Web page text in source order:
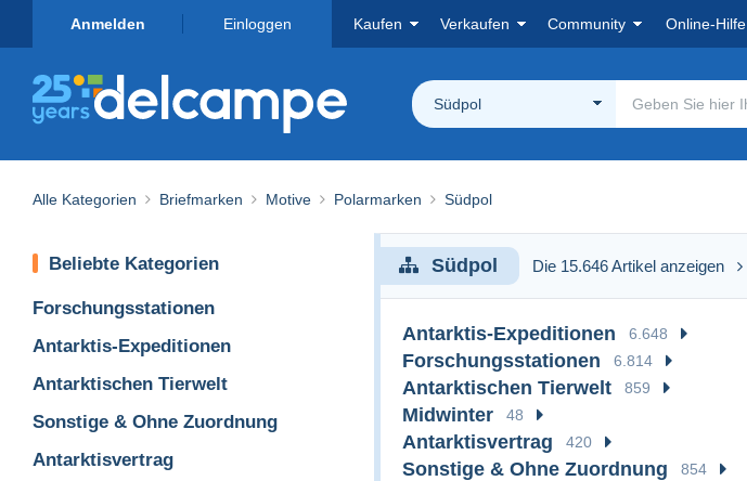
Anmelden Einloggen Kaufen Verkaufen Community Online-Hilfe
Südpol
Alle Kategorien Briefmarken Motive Polarmarken Südpol
Beliebte Kategorien
Forschungsstationen
Antarktis-Expeditionen
Antarktischen Tierwelt
Sonstige & Ohne Zuordnung
Antarktisvertrag
Südpol Die 15.646 Artikel anzeigen
Antarktis-Expeditionen 6.648
Forschungsstationen 6.814
Antarktischen Tierwelt 859
Midwinter 48
Antarktisvertrag 420
Sonstige & Ohne Zuordnung 854